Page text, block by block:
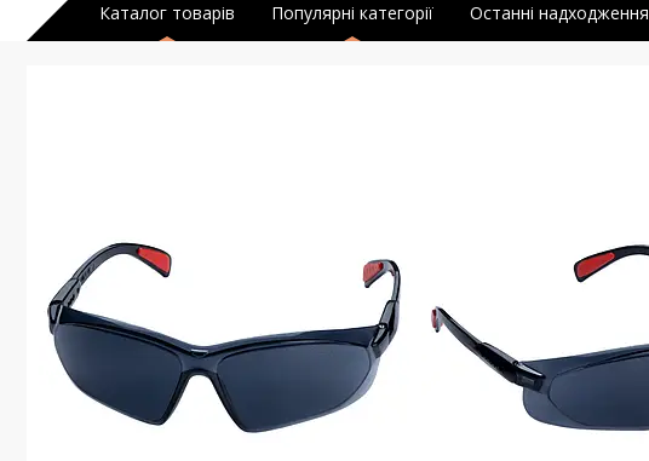
Каталог товарів Популярні категорії Останні надходження